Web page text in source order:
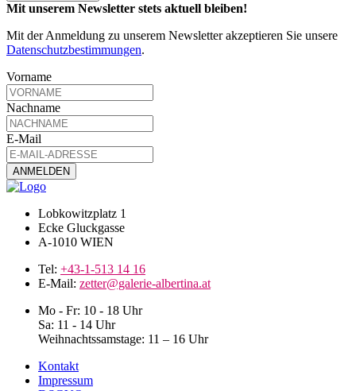
Mit unserem Newsletter stets aktuell bleiben!
Mit der Anmeldung zu unserem Newsletter akzeptieren Sie unsere
Datenschutzbestimmungen.
Vorname
Nachname
E-Mail
Lobkowitzplatz 1
Ecke Gluckgasse
A-1010 WIEN
Tel: +43-1-513 14 16
E-Mail: zetter@galerie-albertina.at
Mo - Fr: 10 - 18 Uhr
Sa: 11 - 14 Uhr
Weihnachtssamstage: 11 – 16 Uhr
Kontakt
Impressum